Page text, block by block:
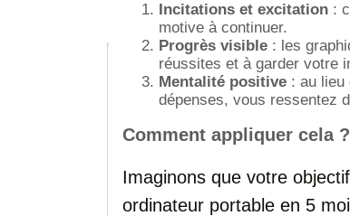
Incitations et excitation :
motive à continuer.
Progrès visible : les
réussites et à garder votre
Mentalité positive : au lieu
dépenses, vous ressentez
Comment appliquer cela ?
Imaginons que votre
ordinateur portable en 5